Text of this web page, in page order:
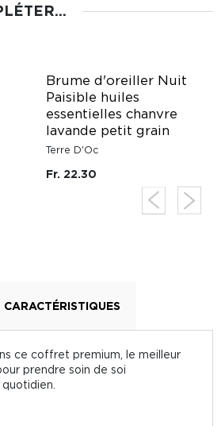
Brume d'oreiller Nuit
Paisible huiles
essentielles chanvre
lavande petit grain
Terre D'Oc
Fr. 22.30
CARACTÉRISTIQUES
ce coffret premium, le meilleur
prendre soin de soi